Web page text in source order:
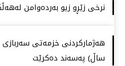
نرخی زێڕو زیو بەردەوامن
هەژماركردنی خزمەتی
ساڵ) پەسەند دەكرێت